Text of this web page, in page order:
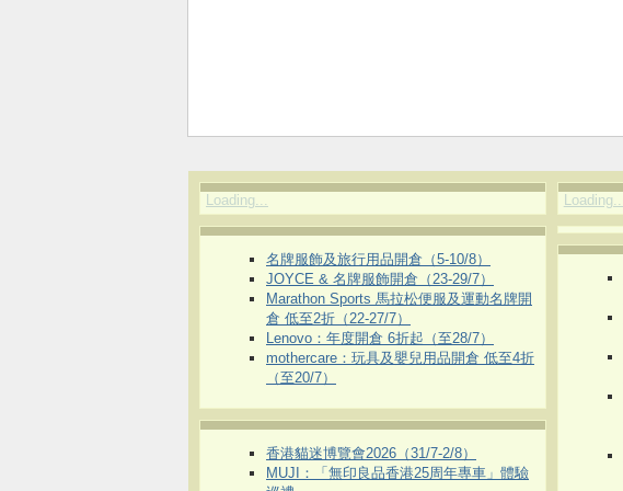
Loading...
名牌服飾及旅行用品開倉（5-10/8）
JOYCE & 名牌服飾開倉（23-29/7）
Marathon Sports 馬拉松便服及運動名牌開
倉 低至2折（22-27/7）
Lenovo：年度開倉 6折起（至28/7）
mothercare：玩具及嬰兒用品開倉 低至4折
（至20/7）
香港貓迷博覽會2026（31/7-2/8）
MUJI：「無印良品香港25周年專車」體驗
Loading...